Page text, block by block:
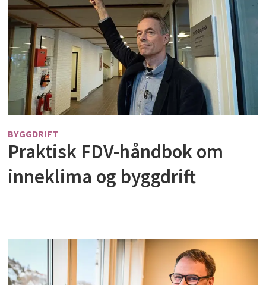
BYGGDRIFT
Praktisk FDV-håndbok om
inneklima og byggdrift